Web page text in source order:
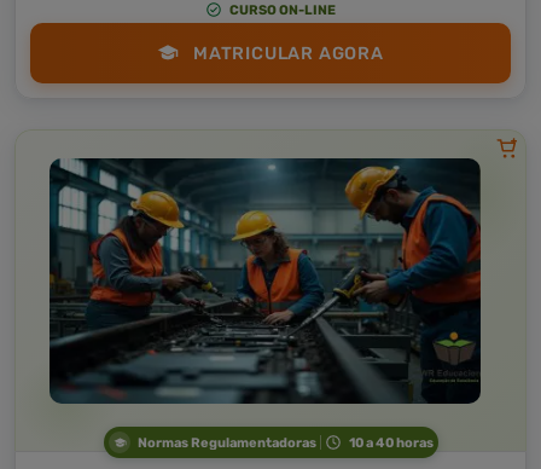
CURSO ON-LINE
MATRICULAR AGORA
Normas Regulamentadoras 10 a 40 horas